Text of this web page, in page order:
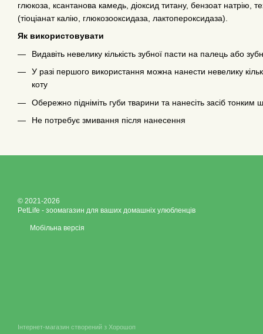
глюкоза, ксантанова камедь, діоксид титану, бензоат натрію,
(тіоціанат калію, глюкозооксидаза, лактопероксидаза).
Як використовувати
Видавіть невелику кількість зубної пасти на палець або
У разі першого використання можна нанести невелику
коту
Обережно підніміть губи тварини та нанесіть засіб
Не потребує змивання після нанесення
© 2021-2026
PetLife - зоомагазин для ваших домашніх улюбленців
Мобільна версія
Інтернет-магазин створений з Хорошоп